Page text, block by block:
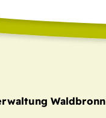
Waldbronn